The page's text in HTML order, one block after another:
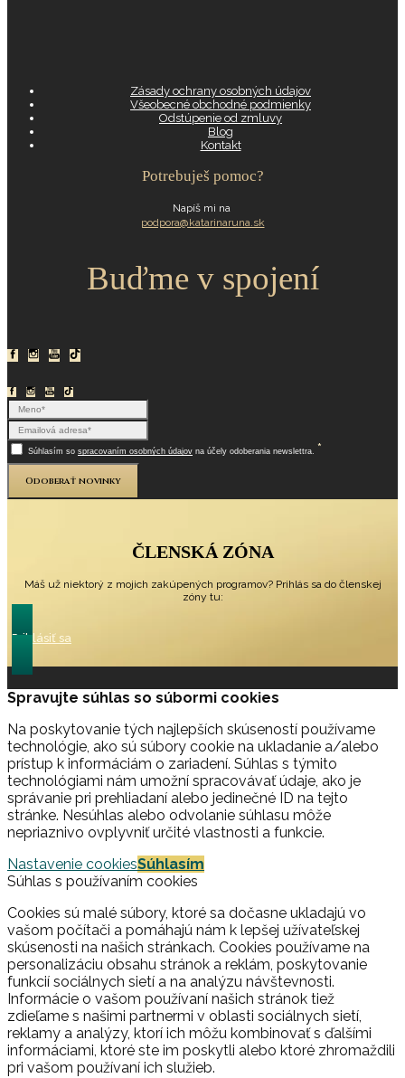
Zásady ochrany osobných údajov
Všeobecné obchodné podmienky
Odstúpenie od zmluvy
Blog
Kontakt
Potrebuješ pomoc?
Napíš mi na
podpora@katarinaruna.sk
Buďme v spojení
Súhlasím so spracovaním osobných údajov na účely odoberania newslettra. *
Odoberať novinky
ČLENSKÁ ZÓNA
Máš už niektorý z mojich zakúpených programov? Prihlás sa do členskej
zóny tu:
Prihlásiť sa
Spravujte súhlas so súbormi cookies
Na poskytovanie tých najlepších skúseností používame
technológie, ako sú súbory cookie na ukladanie a/alebo
prístup k informáciám o zariadení. Súhlas s týmito
technológiami nám umožní spracovávať údaje, ako je
správanie pri prehliadaní alebo jedinečné ID na tejto
stránke. Nesúhlas alebo odvolanie súhlasu môže
nepriaznivo ovplyvniť určité vlastnosti a funkcie.
Nastavenie cookiesSúhlasím
Súhlas s používaním cookies
Cookies sú malé súbory, ktoré sa dočasne ukladajú vo
vašom počítači a pomáhajú nám k lepšej užívateľskej
skúsenosti na našich stránkach. Cookies používame na
personalizáciu obsahu stránok a reklám, poskytovanie
funkcií sociálnych sietí a na analýzu návštevnosti.
Informácie o vašom používaní našich stránok tiež
zdieľame s našimi partnermi v oblasti sociálnych sietí,
reklamy a analýzy, ktorí ich môžu kombinovať s ďalšími
informáciami, ktoré ste im poskytli alebo ktoré zhromaždili
pri vašom používaní ich služieb.